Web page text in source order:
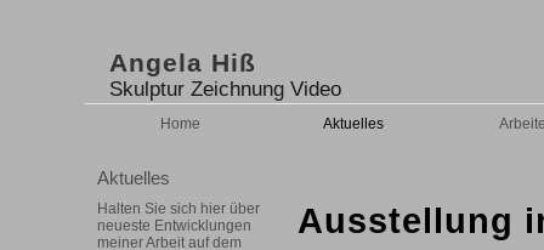
Angela Hiß
Skulptur Zeichnung Video
Home Aktuelles
Ausstellung
Aktuelles
Halten Sie sich hier über
neueste Entwicklungen
meiner Arbeit auf dem